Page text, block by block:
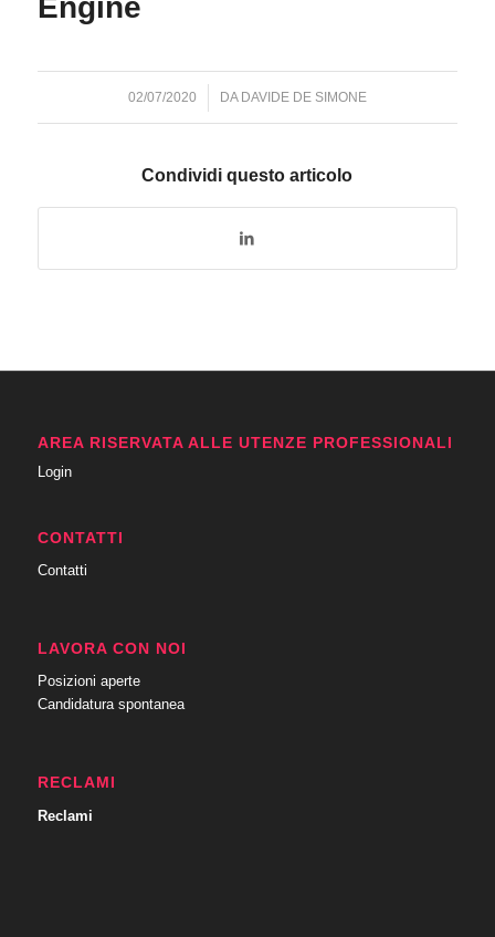
Engine
02/07/2020
/ DA DAVIDE DE SIMONE
Condividi questo articolo
AREA RISERVATA ALLE UTENZE PROFESSIONALI
Login
CONTATTI
Contatti
LAVORA CON NOI
Posizioni aperte
Candidatura spontanea
RECLAMI
Reclami